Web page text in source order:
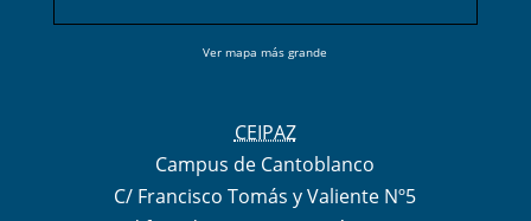
Ver mapa más grande
CEIPAZ
Campus de Cantoblanco
C/ Francisco Tomás y Valiente Nº5